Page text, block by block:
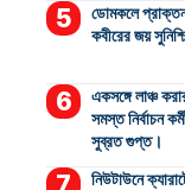
ডোমকলে
কবীরের জয়
একসঙ্গে লাঞ্চ
সমস্ত নির্বাচন
সুব্রত গুপ্ত।
নিউটাউনে